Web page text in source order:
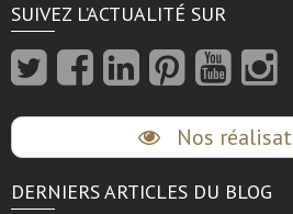
SUIVEZ L’ACTUALITÉ SUR
Nos
DERNIERS ARTICLES DU BLOG